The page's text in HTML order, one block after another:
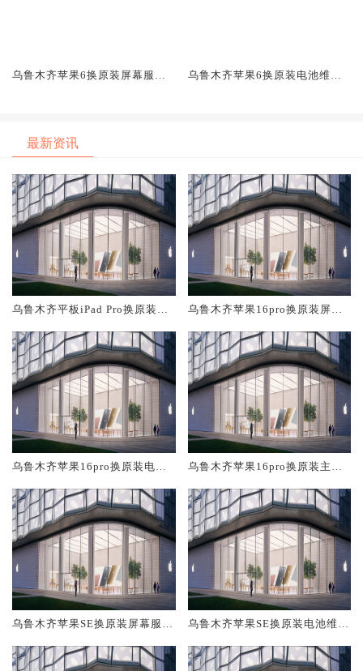
乌鲁木齐苹果6换原装屏幕服务
乌鲁木齐苹果6换原装电池维修
最新资讯
乌鲁木齐平板iPad Pro换原装屏
乌鲁木齐苹果16pro换原装屏幕
乌鲁木齐苹果16pro换原装电池
乌鲁木齐苹果16pro换原装主板
乌鲁木齐苹果SE换原装屏幕服务
乌鲁木齐苹果SE换原装电池维修